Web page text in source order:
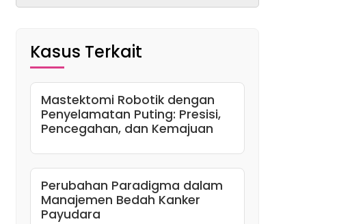
Kasus Terkait
Mastektomi Robotik dengan
Penyelamatan Puting: Presisi,
Pencegahan, dan Kemajuan
Perubahan Paradigma dalam
Manajemen Bedah Kanker
Payudara